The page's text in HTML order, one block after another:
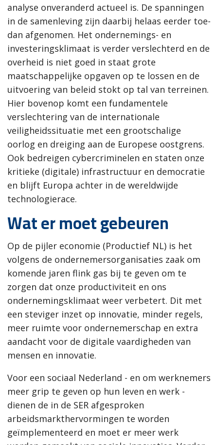
analyse onveranderd actueel is. De spanningen
in de samenleving zijn daarbij helaas eerder toe-
dan afgenomen. Het ondernemings- en
investeringsklimaat is verder verslechterd en de
overheid is niet goed in staat grote
maatschappelijke opgaven op te lossen en de
uitvoering van beleid stokt op tal van terreinen.
Hier bovenop komt een fundamentele
verslechtering van de internationale
veiligheidssituatie met een grootschalige
oorlog en dreiging aan de Europese oostgrens.
Ook bedreigen cybercriminelen en staten onze
kritieke (digitale) infrastructuur en democratie
en blijft Europa achter in de wereldwijde
technologierace.
Wat er moet gebeuren
Op de pijler economie (Productief NL) is het
volgens de ondernemersorganisaties zaak om
komende jaren flink gas bij te geven om te
zorgen dat onze productiviteit en ons
ondernemingsklimaat weer verbetert. Dit met
een steviger inzet op innovatie, minder regels,
meer ruimte voor ondernemerschap en extra
aandacht voor de digitale vaardigheden van
mensen en innovatie.
Voor een sociaal Nederland - en om werknemers
meer grip te geven op hun leven en werk -
dienen de in de SER afgesproken
arbeidsmarkthervormingen te worden
geïmplementeerd en moet er meer werk